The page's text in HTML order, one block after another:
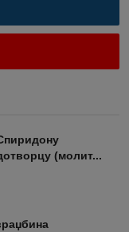
(молит...